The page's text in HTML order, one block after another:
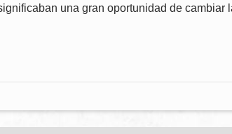
una gran oportunidad de cambiar